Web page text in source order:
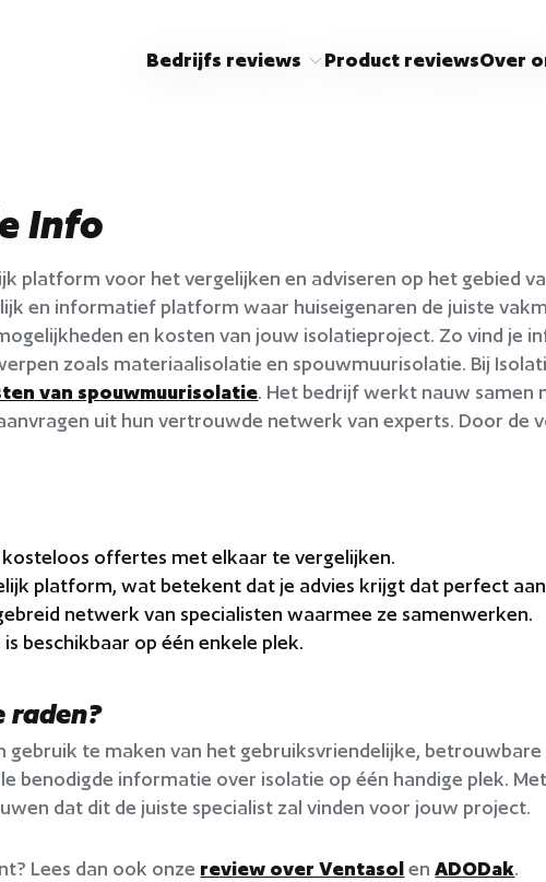
Bedrijfs reviews Product reviewsOver
Info
platform voor het vergelijken en adviseren op het gebied
en informatief platform waar huiseigenaren de juiste
en kosten van jouw isolatieproject. Zo vind je
zoals materiaalisolatie en spouwmuurisolatie. Bij
van spouwmuurisolatie. Het bedrijf werkt nauw samen
uit hun vertrouwde netwerk van experts. Door de
offertes met elkaar te vergelijken.
platform, wat betekent dat je advies krijgt dat perfect
netwerk van specialisten waarmee ze samenwerken.
beschikbaar op één enkele plek.
raden?
gebruik te maken van het gebruiksvriendelijke,
benodigde informatie over isolatie op één handige plek.
dat dit de juiste specialist zal vinden voor jouw project.
Lees dan ook onze review over VentasolenADODak.